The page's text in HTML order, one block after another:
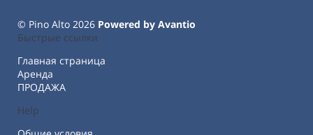
© Pino Alto 2026 Powered by Avantio
Быстрые ссылки
Главная страница
Аренда
ПРОДАЖА
Help